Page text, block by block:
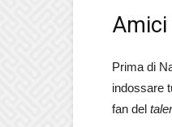
Amici
Prima di
indossare
fan del